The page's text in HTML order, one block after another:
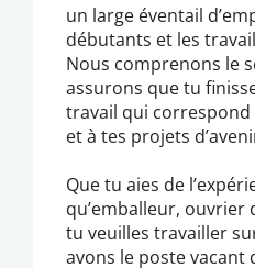
un large éventail
débutants et les
Nous comprenons le
assurons que tu
travail qui correspond
et à tes projets
Que tu aies de
qu’emballeur, ouvrier
tu veuilles travailler
avons le poste vacant